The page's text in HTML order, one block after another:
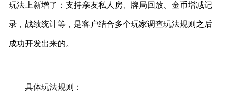
玩法上新增了：支持亲友私人房、牌局回放、金币增减记
录，战绩统计等，是客户结合多个玩家调查玩法规则之后
成功开发出来的。
具体玩法规则：